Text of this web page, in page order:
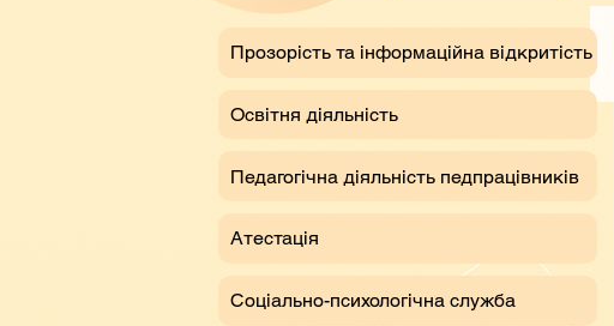
​Прозорість та інформаційна відкритість
Освітня діяльність
Педагогічна діяльність педпрацівників
Атестація
Соціально-психологічна служба